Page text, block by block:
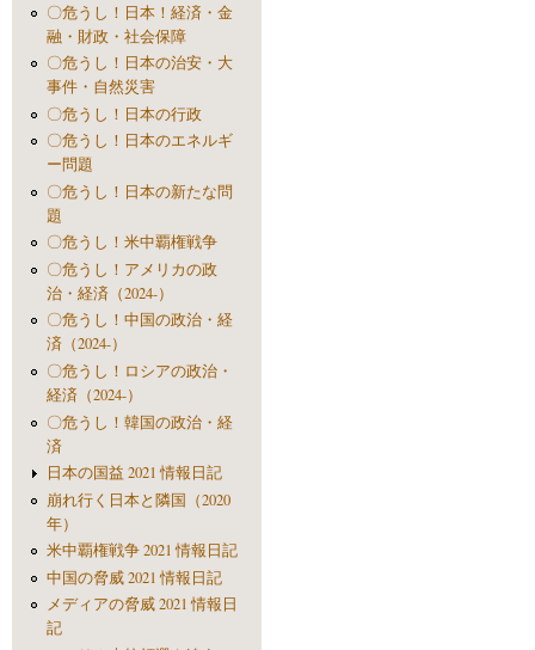
〇危うし！日本！経済・金
融・財政・社会保障
〇危うし！日本の治安・大
事件・自然災害
〇危うし！日本の行政
〇危うし！日本のエネルギ
ー問題
〇危うし！日本の新たな問
題
〇危うし！米中覇権戦争
〇危うし！アメリカの政
治・経済（2024-）
〇危うし！中国の政治・経
済（2024-）
〇危うし！ロシアの政治・
経済（2024-）
〇危うし！韓国の政治・経
済
日本の国益 2021 情報日記
崩れ行く日本と隣国（2020
年）
米中覇権戦争 2021 情報日記
中国の脅威 2021 情報日記
メディアの脅威 2021 情報日
記